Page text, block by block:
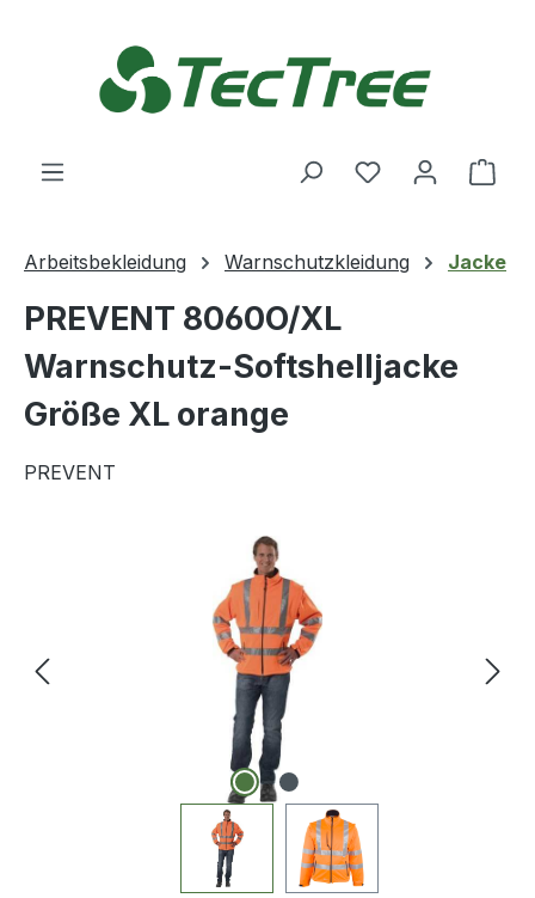
Du hast 0
Arbeitsbekleidung Warnschutzkleidung Jacke
PREVENT 8060O/XL
Warnschutz-Softshelljacke
Größe XL orange
PREVENT
Bildergalerie überspringen